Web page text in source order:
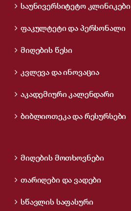
საუნივერსიტეტო კლინიკები
ფაკულტეტი და პერსონალი
მიღების წესი
კვლევა და ინოვაცია
აკადემიური კალენდარი
ბიბლიოთეკა და რესურსები
მიღების მოთხოვნები
თარიღები და ვადები
სწავლის საფასური